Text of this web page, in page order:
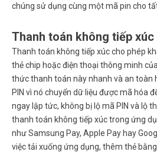
chúng sử dụng cùng một mã pin cho
Thanh toán không tiếp xúc
Thanh toán không tiếp xúc cho phép
thẻ chip hoặc điện thoại thông minh
thức thanh toán này nhanh và an toàn
PIN vì nó chuyển dữ liệu được mã hóa
ngay lập tức, không bị lộ mã PIN và lộ
thanh toán không tiếp xúc trong ứng
như Samsung Pay, Apple Pay hay
việc tải xuống ứng dụng, thêm thẻ